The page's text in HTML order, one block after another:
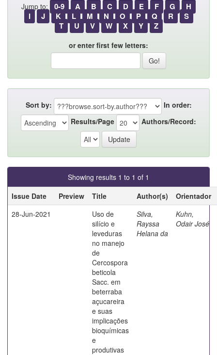
Jump to: 0-9 A B C D E F G
H
I
J K L M N O P Q R
S
T
U V W X Y Z
or enter first few letters:
Sort by:
In order:
Results/Page
Authors/Record:
Showing results 1 to 1 of 1
Issue Date
Preview Title Author(s)
Orientador
28-Jun-2021
Uso de
silício e
leveduras
no manejo
de
Cercospora
beticola
Sacc. em
beterraba
açucareira
e suas
implicações
bioquímicas
e
produtivas
Silva,
Rayssa
Helana da
Kuhn,
Odair José